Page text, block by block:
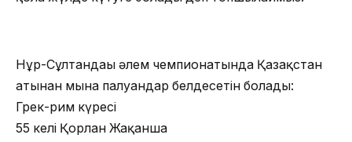
Нұр-Сұлтандағы әлем чемпионатында Қазақстан
атынан мына палуандар белдесетін болады:
Грек-рим күресі
55 келі Қорлан Жақанша